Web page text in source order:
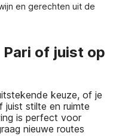
en gerechten uit de
of juist op
keuze, of je
stilte en ruimte
is perfect voor
nieuwe routes